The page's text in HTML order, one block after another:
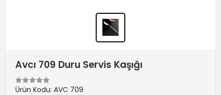
Avcı 709 Duru Servis Kaşığı
Ürün Kodu: AVC 709